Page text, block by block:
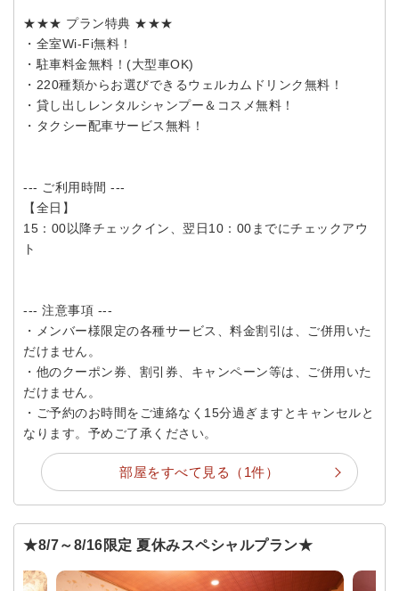
★★★ プラン特典 ★★★
・全室Wi-Fi無料！
・駐車料金無料！(大型車OK)
・220種類からお選びできるウェルカムドリンク無料！
・貸し出しレンタルシャンプー＆コスメ無料！
・タクシー配車サービス無料！
--- ご利用時間 ---
【全日】
15：00以降チェックイン、翌日10：00までにチェックアウ
ト
--- 注意事項 ---
・メンバー様限定の各種サービス、料金割引は、ご併用いた
だけません。
・他のクーポン券、割引券、キャンペーン等は、ご併用いた
だけません。
・ご予約のお時間をご連絡なく15分過ぎますとキャンセルと
なります。予めご了承ください。
部屋をすべて見る（1件）
★8/7～8/16限定 夏休みスペシャルプラン★